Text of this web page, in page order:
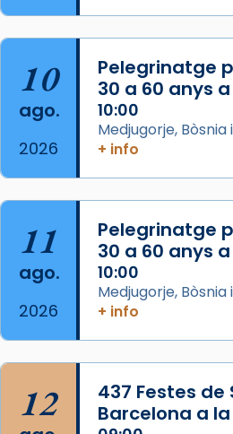
del Sant Pare Lleó XIV a
col·laboradors, a la
L’arquebisbe de
Josep Omella, ha presidit
concelebrat el bisbe
Mons. David Abadías.
📸 Dr. G. Simón
Foto
View on Facebook · Share
Arquebisbat de
2 weeks ago
Acompanyant la història
partir de l’Edat Mitjana
que les santes Juliana
10
ago.
2026
Pelegrinatge
30 a 60 anys
10:00
Medjugorje,
+ info
11
ago.
2026
Pelegrinatge
30 a 60 anys
10:00
Medjugorje,
+ info
12
437 Festes de
Barcelona a